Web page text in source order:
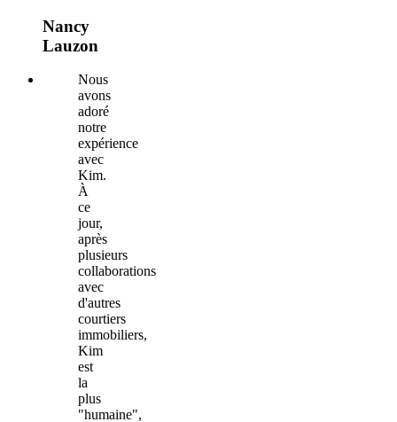
Nancy
Lauzon
Nous
avons
adoré
notre
expérience
avec
Kim.
À
ce
jour,
après
plusieurs
collaborations
avec
d'autres
courtiers
immobiliers,
Kim
est
la
plus
"humaine",